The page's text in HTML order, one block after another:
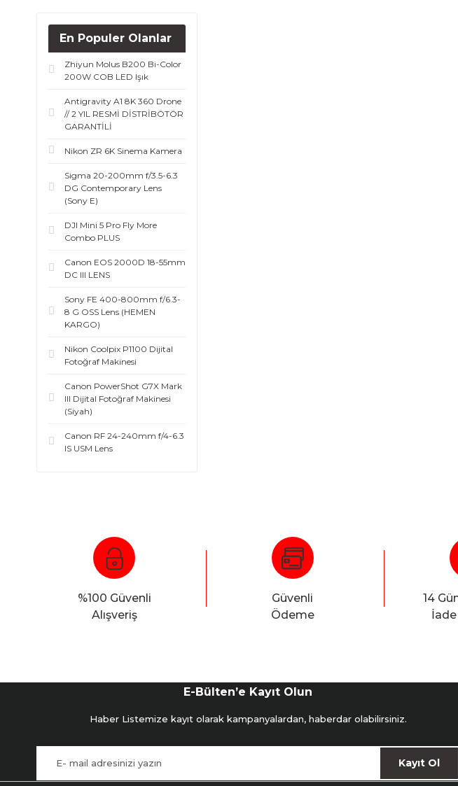
En Populer Olanlar
Zhiyun Molus B200 Bi-Color
200W COB LED Işık
Antigravity A1 8K 360 Drone
// 2 YIL RESMİ DİSTRİBÖTÖR
GARANTİLİ
Nikon ZR 6K Sinema Kamera
Sigma 20-200mm f/3.5-6.3
DG Contemporary Lens
(Sony E)
DJI Mini 5 Pro Fly More
Combo PLUS
Canon EOS 2000D 18-55mm
DC III LENS
Sony FE 400-800mm f/6.3-
8 G OSS Lens (HEMEN
KARGO)
Nikon Coolpix P1100 Dijital
Fotoğraf Makinesi
Canon PowerShot G7X Mark
III Dijital Fotoğraf Makinesi
(Siyah)
Canon RF 24-240mm f/4-6.3
IS USM Lens
%100 Güvenli
Alışveriş
Güvenli
Ödeme
14
E-Bülten’e Kayıt Olun
Haber Listemize kayıt olarak kampanyalardan, haberdar olabilirsiniz.
Kayıt Ol